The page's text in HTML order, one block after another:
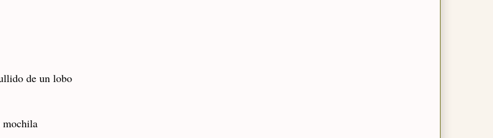
de un lobo
mochila